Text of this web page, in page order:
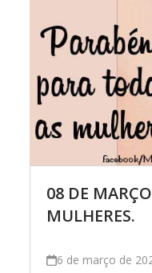
08 DE
MULHERES.
6 de março de